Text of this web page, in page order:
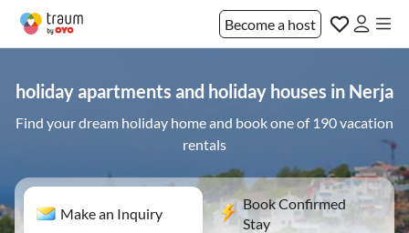
Become a host
holiday apartments and holiday houses in Nerja
Find your dream holiday home and book one of 190 vacation
rentals
Make an Inquiry
Book Confirmed
Stay